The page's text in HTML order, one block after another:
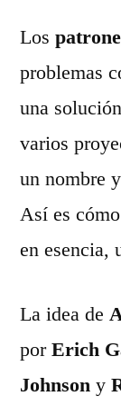
Los
problemas
una
varios
un nombre
Así es
en esencia,
La idea de
por Erich
Johnson y